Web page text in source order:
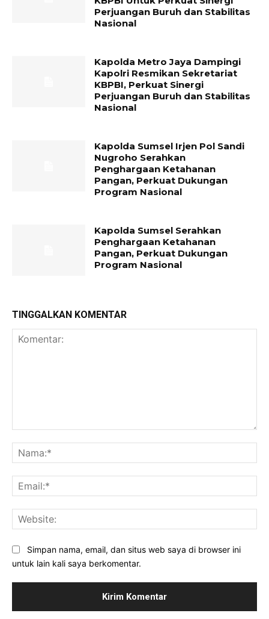
Perjuangan Buruh dan Stabilitas
Nasional
Kapolda Metro Jaya Dampingi
Kapolri Resmikan Sekretariat
KBPBI, Perkuat Sinergi
Perjuangan Buruh dan Stabilitas
Nasional
Kapolda Sumsel Irjen Pol Sandi
Nugroho Serahkan
Penghargaan Ketahanan
Pangan, Perkuat Dukungan
Program Nasional
Kapolda Sumsel Serahkan
Penghargaan Ketahanan
Pangan, Perkuat Dukungan
Program Nasional
TINGGALKAN KOMENTAR
Simpan nama, email, dan situs web saya di browser ini
untuk lain kali saya berkomentar.